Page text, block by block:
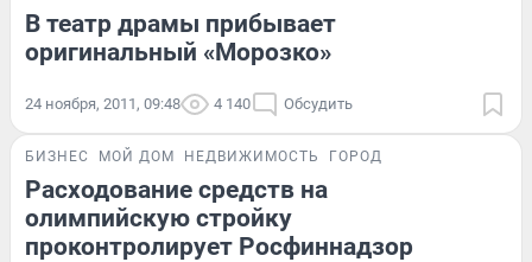
В театр драмы прибывает
оригинальный «Морозко»
24 ноября, 2011, 09:48 4 140 Обсудить
БИЗНЕС МОЙ ДОМ НЕДВИЖИМОСТЬ ГОРОД
Расходование средств на
олимпийскую стройку
проконтролирует Росфиннадзор